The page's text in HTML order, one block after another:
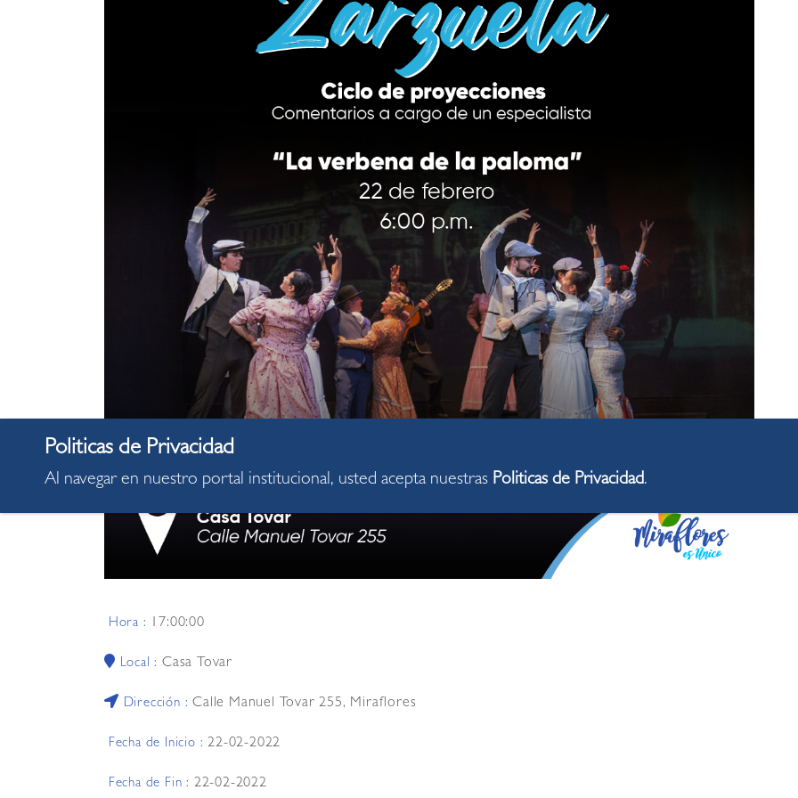
Hora : 17:00:00
Local :Casa Tovar
Dirección :Calle Manuel Tovar 255, Miraflores
Fecha de Inicio : 22-02-2022
Fecha de Fin : 22-02-2022
Al navegar en nuestro portal institucional, usted acepta nuestras Politicas de Privacidad.